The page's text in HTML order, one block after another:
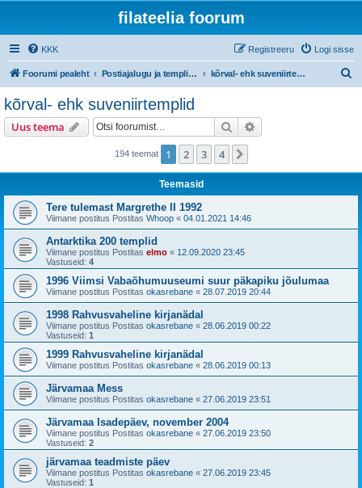
filateelia foorum
KKK Logi sisse
Registreeru
Foorumi pealeht Postiajalugu ja templijäljendite kogumine kõrval- ehk suveniirtemplid
kõrval- ehk suveniirtemplid
Uus teema Otsi
194 teemat 1 2 3 4
Teemasid
Tere tulemast Margrethe II 1992
Viimane postitus Postitas Whoop « 04.01.2021 14:46
Antarktika 200 templid
Viimane postitus Postitas elmo « 12.09.2020 23:45
Vastuseid: 4
1996 Viimsi Vabaõhumuuseumi suur päkapiku jõulumaa
Viimane postitus Postitas okasrebane « 28.07.2019 20:44
1998 Rahvusvaheline kirjanädal
Viimane postitus Postitas okasrebane « 28.06.2019 00:22
Vastuseid: 1
1999 Rahvusvaheline kirjanädal
Viimane postitus Postitas okasrebane « 28.06.2019 00:13
Järvamaa Mess
Viimane postitus Postitas okasrebane « 27.06.2019 23:51
Järvamaa Isadepäev, november 2004
Viimane postitus Postitas okasrebane « 27.06.2019 23:50
Vastuseid: 2
järvamaa teadmiste päev
Viimane postitus Postitas okasrebane « 27.06.2019 23:45
Vastuseid: 1